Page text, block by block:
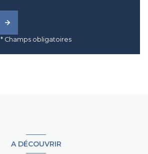
* Champs obligatoires
A DÉCOUVRIR